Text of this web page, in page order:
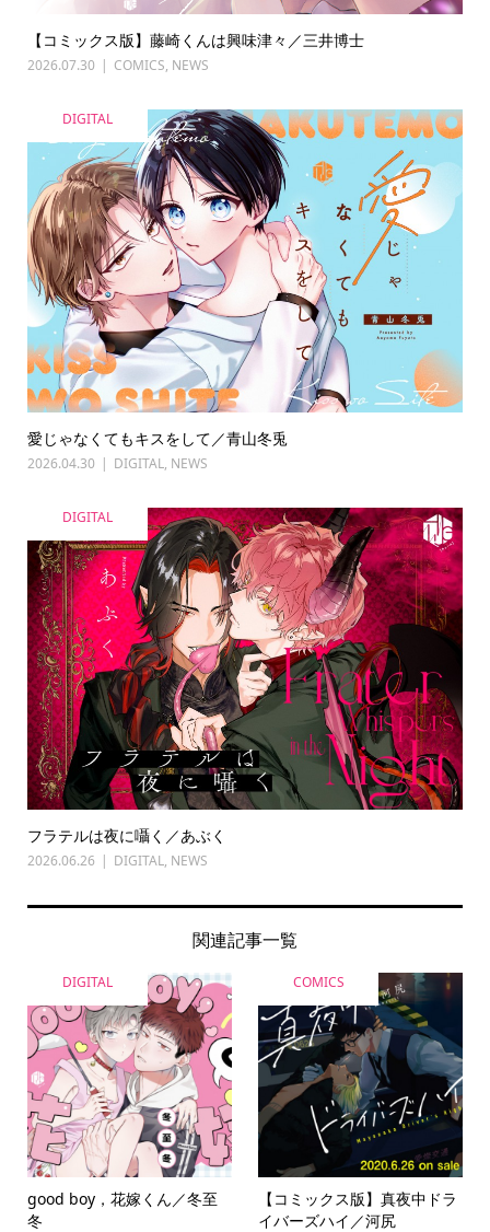
【コミックス版】藤崎くんは興味津々／三井博士
2026.07.30 COMICS, NEWS
DIGITAL
愛じゃなくてもキスをして／青山冬兎
2026.04.30 DIGITAL, NEWS
DIGITAL
フラテルは夜に囁く／あぶく
2026.06.26 DIGITAL, NEWS
関連記事一覧
DIGITAL
good boy，花嫁くん／冬至
冬
COMICS
【コミックス版】真夜中ドラ
イバーズハイ／河尻